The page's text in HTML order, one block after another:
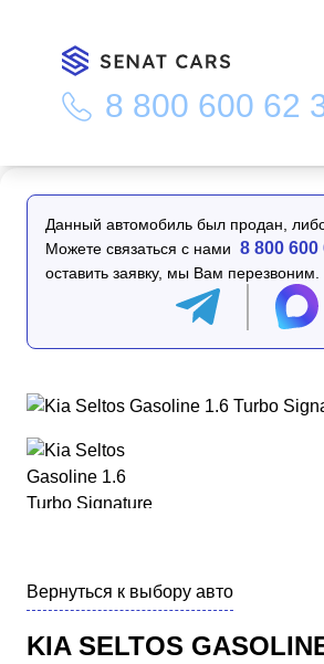
8 800 600 62
Главная Каталог/Kia Seltos Gasoline 1.6
2WD
Данный автомобиль был продан,
Можете связаться с нами 8 800 600
оставить заявку, мы Вам перезвоним.
Вернуться к выбору авто
KIA SELTOS